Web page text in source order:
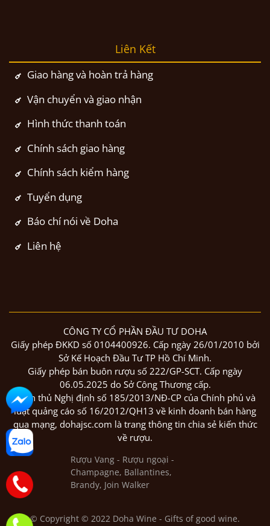
Liên Kết
Giao hàng và hoàn trả hàng
Vận chuyển và giao nhận
Hình thức thanh toán
Chính sách giao hàng
Chính sách kiểm hàng
Tuyển dụng
Báo chí nói về Doha
Liên hệ
CÔNG TY CỔ PHẦN ĐẦU TƯ DOHA
Giấy phép ĐKKD số 0104400926. Cấp ngày 26/01/2010 bởi
Sở Kế Hoạch Đầu Tư TP Hồ Chí Minh.
Giấy phép bán buôn rượu số 222/GP-SCT. Cấp ngày
06.05.2025 do Sở Công Thương cấp.
Tuân thủ Nghị định số 185/2013/NĐ-CP của Chính phủ và
luật quảng cáo số 16/2012/QH13 về kinh doanh bán hàng
qua mạng, dohajsc.com là trang thông tin chia sẻ kiến thức
về rượu.
© Copyright © 2022 Doha Wine - Gifts of good wine.